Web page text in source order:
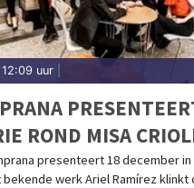
uur
ROND MISA
presenteert 18 december
bekende werk Ariel Ramírez klinkt